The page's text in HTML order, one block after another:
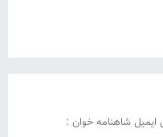
شاهنامه خوان :